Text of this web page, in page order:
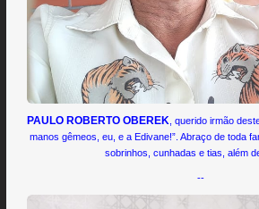
PAULO ROBERTO OBEREK , querido irmão
manos gêmeos, eu, e a Edivane!”. Abraço de toda
sobrinhos, cunhadas e tias, além
--